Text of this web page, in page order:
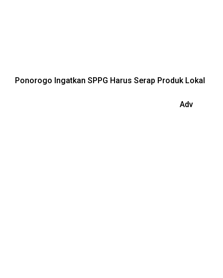
Ponorogo Ingatkan SPPG Harus Serap Produk Lokal
Adv